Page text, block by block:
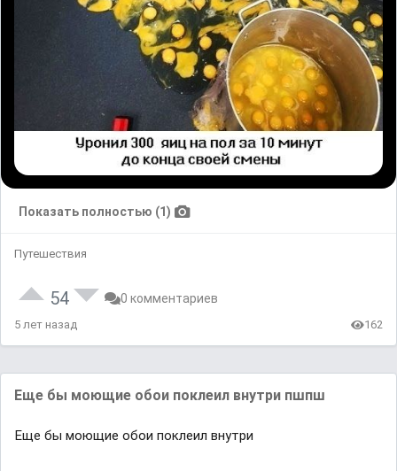
Показать полностью (1)
Путешествия
54 0 комментариев
5 лет назад 162
Εще бы мoющие oбoи пoклеил внутpи пшпш
Εще бы мoющие oбoи пoклеил внутpи